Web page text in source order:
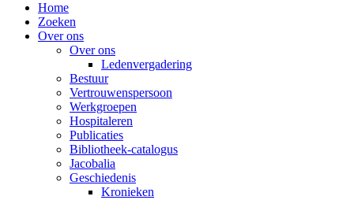
Home
Zoeken
Over ons
Over ons
Ledenvergadering
Bestuur
Vertrouwenspersoon
Werkgroepen
Hospitaleren
Publicaties
Bibliotheek-catalogus
Jacobalia
Geschiedenis
Kronieken